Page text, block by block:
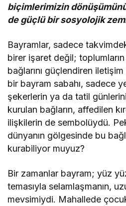
biçimlerimizin
de güçlü bir sosyolojik
Bayramlar, sadece
birer işaret değil;
bağlarını güçlendiren
bir bayram sabahı, sadece
şekerlerin ya da tatil
kurulan bağların, affedilen
ilişkilerin de sembolüydü.
dünyanın gölgesinde bu
kurabiliyor muyuz?
Bir zamanlar bayram; yüz
temasıyla selamlaşmanın,
mevsimiydi. Mahallede